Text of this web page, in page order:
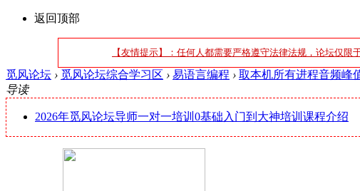
返回顶部
【友情提示】：任何人都需要严格遵守法律法规，论坛仅
觅风论坛 › 觅风论坛综合学习区 › 易语言编程 › 取本机所有进程音频峰
导读
2026年觅风论坛导师一对一培训0基础入门到大神培训课程介绍